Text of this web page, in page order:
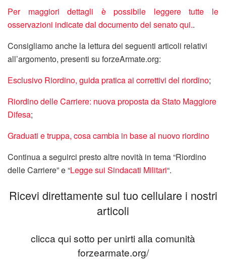
Per maggiori dettagli è possibile leggere tutte le
osservazioni indicate dal documento del senato qui..
Consigliamo anche la lettura dei seguenti articoli relativi
all’argomento, presenti su forzeArmate.org:
Esclusivo Riordino, guida pratica ai correttivi del riordino;
Riordino delle Carriere: nuova proposta da Stato Maggiore
Difesa;
Graduati e truppa, cosa cambia in base al nuovo riordino
Continua a seguirci presto altre novità in tema “Riordino
delle Carriere” e “Legge sui Sindacati Militari“.
Ricevi direttamente sul tuo cellulare i nostri
articoli
clicca qui sotto per unirti alla comunità
forzearmate.org/